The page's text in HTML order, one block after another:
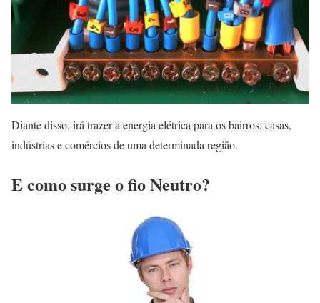
Diante disso, irá trazer a energia elétrica para os bairros, casas,
indústrias e comércios de uma determinada região.
E como surge o fio Neutro?